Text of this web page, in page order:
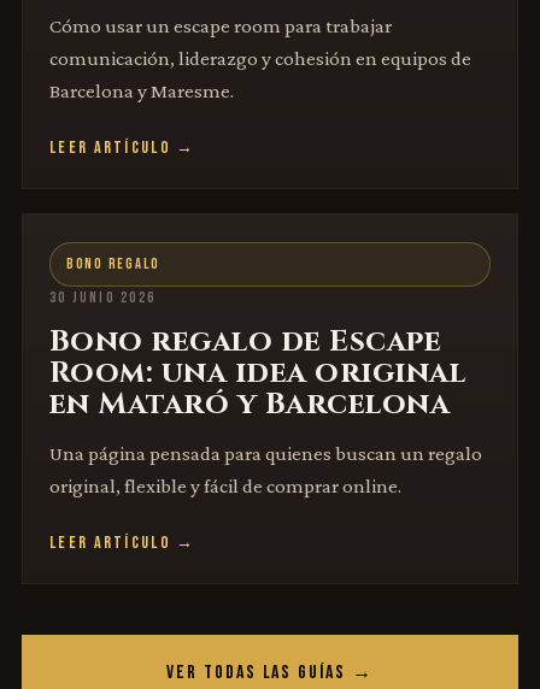
Cómo usar un escape room para trabajar
comunicación, liderazgo y cohesión en equipos de
Barcelona y Maresme.
LEER ARTÍCULO →
BONO REGALO
30 JUNIO 2026
Bono regalo de Escape
Room: una idea original
en Mataró y Barcelona
Una página pensada para quienes buscan un regalo
original, flexible y fácil de comprar online.
LEER ARTÍCULO →
VER TODAS LAS GUÍAS →